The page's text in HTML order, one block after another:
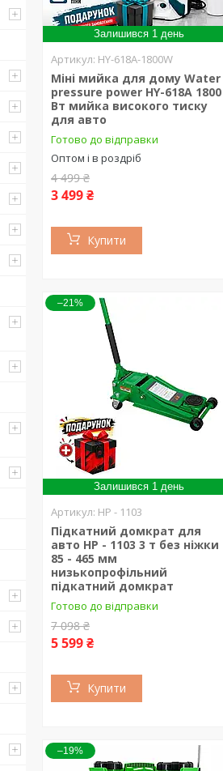
Залишився 1 день
HY-618A-1800W
Міні мийка для дому Water
pressure power HY-618A 1800
Вт мийка високого тиску
для авто
Готово до відправки
Оптом і в роздріб
4 499 ₴
3 499 ₴
Купити
–21%
Залишився 1 день
HP - 1103
Підкатний домкрат для
авто HP - 1103 3 т без ніжки
85 - 465 мм
низькопрофільний
підкатний домкрат
Готово до відправки
7 098 ₴
5 599 ₴
Купити
–19%